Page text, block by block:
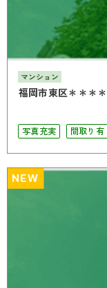
マンション
福岡市東区＊＊＊＊
写真充実
間取り有
オートロック
NEW